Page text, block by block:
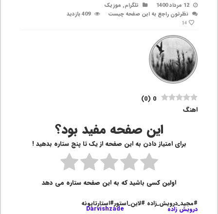
12 مرداد 1400 تلگرام, موزیک
نظرتون راجع به این صفحه چیست
409 بازدید
14
0
(
0
)
اهنگ
این صفحه مفید بود؟
برای امتیاز دادن به این صفحه از یک تا پنج ستاره بدهید !
اولین کسی باشید که به این صفحه ستاره می دهد
#مجید_درویش_زاده #لاین_استور#استارتاپونه
درویش زاده Darvishzade